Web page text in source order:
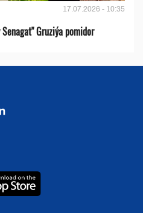
17.07.2026 - 10:35
Gruziýa pomidor